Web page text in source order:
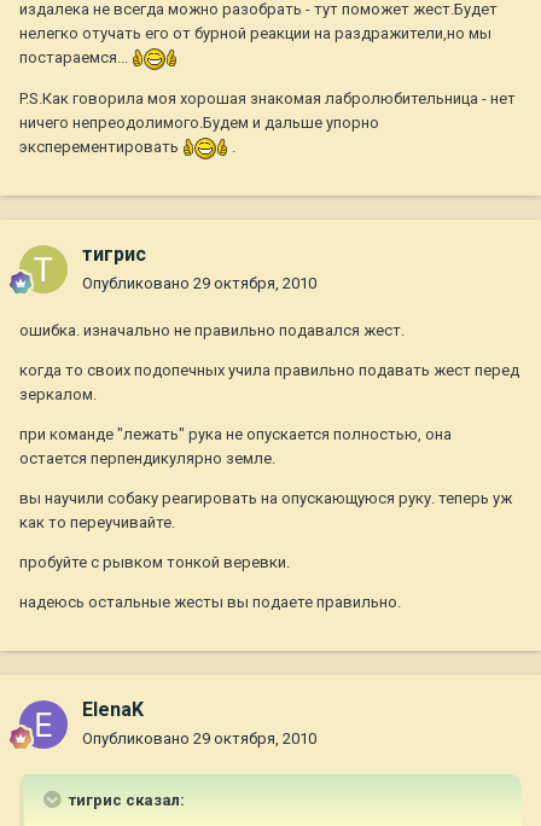
издалека не всегда можно разобрать - тут поможет жест.Будет
нелегко отучать его от бурной реакции на раздражители,но мы
постараемся...
P.S.Как говорила моя хорошая знакомая лабролюбительница - нет
ничего непреодолимого.Будем и дальше упорно
эксперементировать
тигрис
Опубликовано 29 октября, 2010
ошибка. изначально не правильно подавался жест.
когда то своих подопечных учила правильно подавать жест перед
зеркалом.
при команде "лежать" рука не опускается полностью, она
остается перпендикулярно земле.
вы научили собаку реагировать на опускающуюся руку. теперь уж
как то переучивайте.
пробуйте с рывком тонкой веревки.
надеюсь остальные жесты вы подаете правильно.
ElenaK
Опубликовано 29 октября, 2010
тигрис сказал: